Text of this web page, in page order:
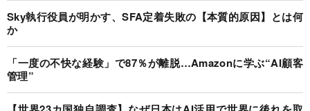
Sky執行役員が明かす、SFA定着失敗の【本質的原因】とは何
か
「一度の不快な経験」で87％が離脱…Amazonに学ぶ“AI顧客
管理”